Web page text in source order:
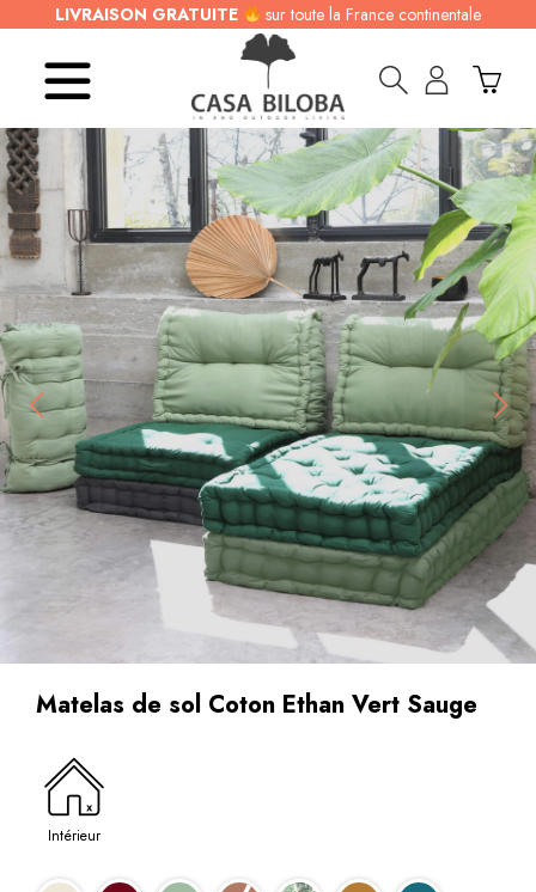
LIVRAISON GRATUITE sur toute la France continentale
Matelas de sol Coton Ethan Vert Sauge
Intérieur